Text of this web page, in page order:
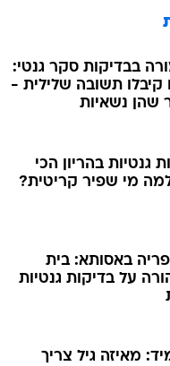
בבדיקות סקר גנטי:
קיבלו תשובה שלילית -
שהן נשאיות
גנטיות בהריון הכי
מי שפיר קריטית?
באסותא: בית
על בדיקות גנטיות
מאיזה גיל צריך